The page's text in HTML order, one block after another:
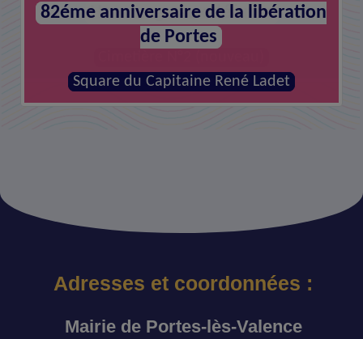
82éme anniversaire de la libération
de Portes
Square du Capitaine René Ladet
Hommage aux défunts
Adresses et coordonnées :
Mairie de Portes-lès-Valence